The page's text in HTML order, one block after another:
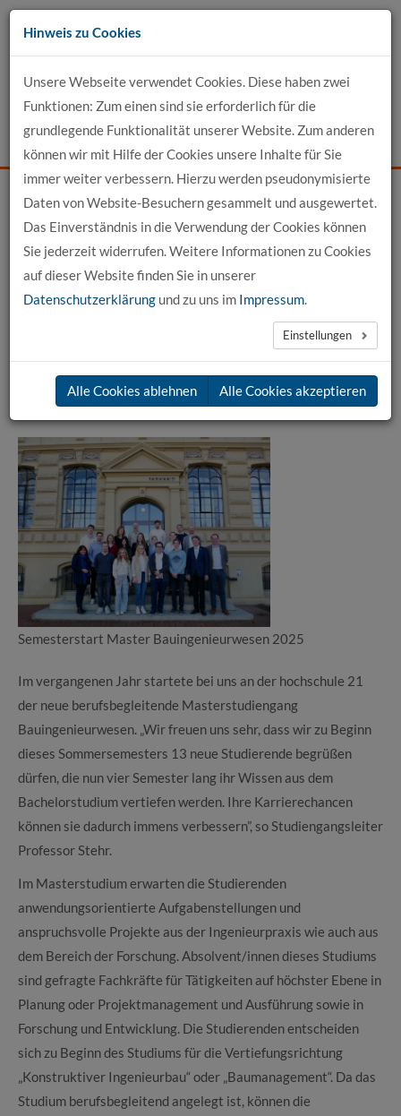
Zum
Inhalt
Events News Login Suche
Kontakt
Startseite News News-Detail
News aus der hochschule 21
31.03.2025
Master Bauingenieurwesen geht in die zweite Runde
Semesterstart Master Bauingenieurwesen 2025
Im vergangenen Jahr startete bei uns an der hochschule 21
der neue berufsbegleitende Masterstudiengang
Bauingenieurwesen. „Wir freuen uns sehr, dass wir zu Beginn
dieses Sommersemesters 13 neue Studierende begrüßen
dürfen, die nun vier Semester lang ihr Wissen aus dem
Bachelorstudium vertiefen werden. Ihre Karrierechancen
können sie dadurch immens verbessern”, so Studiengangsleiter
Professor Stehr.
Im Masterstudium erwarten die Studierenden
anwendungsorientierte Aufgabenstellungen und
anspruchsvolle Projekte aus der Ingenieurpraxis wie auch aus
dem Bereich der Forschung. Absolvent/innen dieses Studiums
sind gefragte Fachkräfte für Tätigkeiten auf höchster Ebene in
Planung oder Projektmanagement und Ausführung sowie in
Forschung und Entwicklung. Die Studierenden entscheiden
sich zu Beginn des Studiums für die Vertiefungsrichtung
„Konstruktiver Ingenieurbau“ oder „Baumanagement“. Da das
Studium berufsbegleitend angelegt ist, können die
Hinweis zu Cookies
Unsere Webseite verwendet Cookies. Diese haben zwei
Funktionen: Zum einen sind sie erforderlich für die
grundlegende Funktionalität unserer Website. Zum anderen
können wir mit Hilfe der Cookies unsere Inhalte für Sie
immer weiter verbessern. Hierzu werden pseudonymisierte
Daten von Website-Besuchern gesammelt und ausgewertet.
Das Einverständnis in die Verwendung der Cookies können
Sie jederzeit widerrufen. Weitere Informationen zu Cookies
auf dieser Website finden Sie in unserer
Datenschutzerklärung und zu uns im Impressum.
Einstellungen
Alle Cookies ablehnen Alle Cookies akzeptieren